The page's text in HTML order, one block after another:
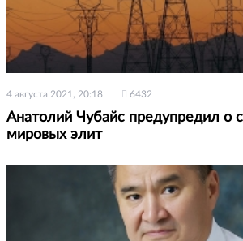
4 августа 2021, 20:18 6432
Анатолий Чубайс предупредил о
мировых элит